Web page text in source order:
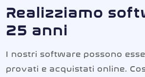
Realizziamo
25 anni
I nostri software possono
provati e acquistati online.